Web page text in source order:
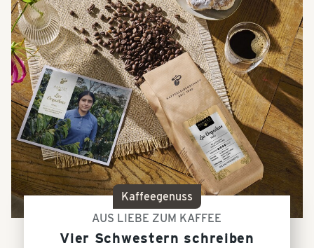
Kaffeegenuss
AUS LIEBE ZUM KAFFEE
Vier Schwestern schreiben